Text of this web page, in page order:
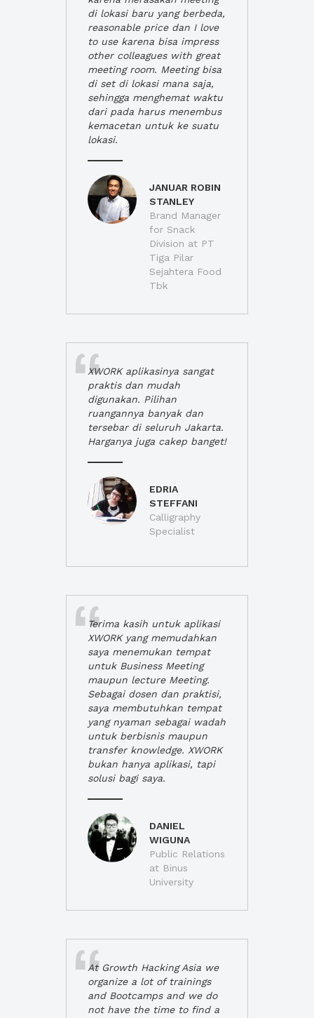
di lokasi baru yang berbeda,
reasonable price dan I love
to use karena bisa impress
other colleagues with great
meeting room. Meeting bisa
di set di lokasi mana saja,
sehingga menghemat waktu
dari pada harus menembus
kemacetan untuk ke suatu
lokasi.
JANUAR ROBIN
STANLEY
Brand Manager
for Snack
Division at PT
Tiga Pilar
Sejahtera Food
Tbk
XWORK aplikasinya sangat
praktis dan mudah
digunakan. Pilihan
ruangannya banyak dan
tersebar di seluruh Jakarta.
Harganya juga cakep banget!
EDRIA
STEFFANI
Calligraphy
Specialist
Terima kasih untuk aplikasi
XWORK yang memudahkan
saya menemukan tempat
untuk Business Meeting
maupun lecture Meeting.
Sebagai dosen dan praktisi,
saya membutuhkan tempat
yang nyaman sebagai wadah
untuk berbisnis maupun
transfer knowledge. XWORK
bukan hanya aplikasi, tapi
solusi bagi saya.
DANIEL
WIGUNA
Public Relations
at Binus
University
At Growth Hacking Asia we
organize a lot of trainings
and Bootcamps and we do
not have the time to find a